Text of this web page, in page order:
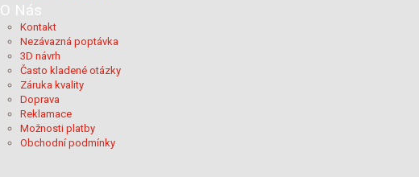
O Nás
Kontakt
Nezávazná poptávka
3D návrh
Často kladené otázky
Záruka kvality
Doprava
Reklamace
Možnosti platby
Obchodní podmínky